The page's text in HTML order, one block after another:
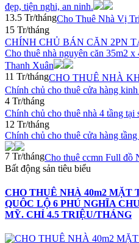
đẹp, tiện nghi, an ninh.
13.5 Tr/thángCho Thuê Nhà Vị
15 Tr/tháng
CHÍNH CHỦ BÁN CĂN 2PN
Cho thuê nhà nguyên căn 35m2
Thanh Xuân
11 Tr/thángCHO THUÊ NHÀ
Chính chủ cho thuê cửa hàng
4 Tr/tháng
Chính chủ cho thuê nhà 4 tầng
12 Tr/tháng
Chính chủ cho thuê cửa hàng
7 Tr/thángCho thuê ccmn Full đồ
Bất động sản tiêu biểu
CHO THUÊ NHÀ 40m2 MẶT
QUÔC LỘ 6 PHÚ NGHĨA
MỸ. CHỈ 4.5 TRIỆU/THÁNG